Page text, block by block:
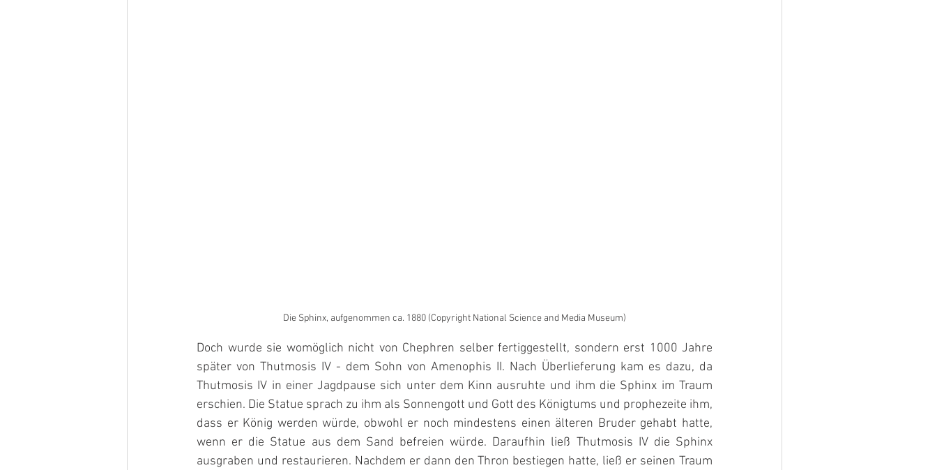
Die Sphinx, aufgenommen ca. 1880 (Copyright National Science and Media Museum)
Doch wurde sie womöglich nicht von Chephren selber fertiggestellt, sondern erst 1000 Jahre
später von Thutmosis IV - dem Sohn von Amenophis II. Nach Überlieferung kam es dazu, da
Thutmosis IV in einer Jagdpause sich unter dem Kinn ausruhte und ihm die Sphinx im Traum
erschien. Die Statue sprach zu ihm als Sonnengott und Gott des Königtums und prophezeite ihm,
dass er König werden würde, obwohl er noch mindestens einen älteren Bruder gehabt hatte,
wenn er die Statue aus dem Sand befreien würde. Daraufhin ließ Thutmosis IV die Sphinx
ausgraben und restaurieren. Nachdem er dann den Thron bestiegen hatte, ließ er seinen Traum